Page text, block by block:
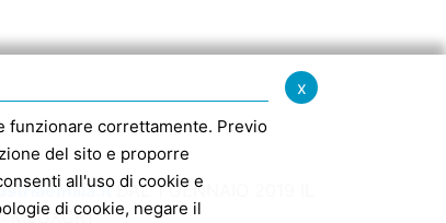
DAL 1 GENNAIO 2019 IL
M5UXCR1
x
funzionare correttamente. Previo
del sito e proporre
all'uso di cookie e
di cookie, negare il